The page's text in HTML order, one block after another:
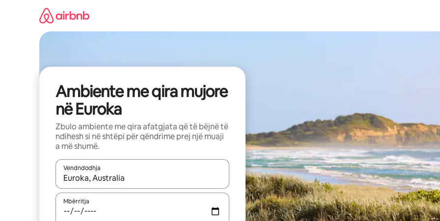
Ambiente me qira mujore
në Euroka
Zbulo ambiente me qira afatgjata që të bëjnë të
ndihesh si në shtëpi për qëndrime prej një muaji
a më shumë.
Vendndodhja
Kur rezultatet të jenë të disponueshme, lëviz me butonat e shigjetave lart e poshtë ose eksploro duke prekur ose duke
Mbërritja